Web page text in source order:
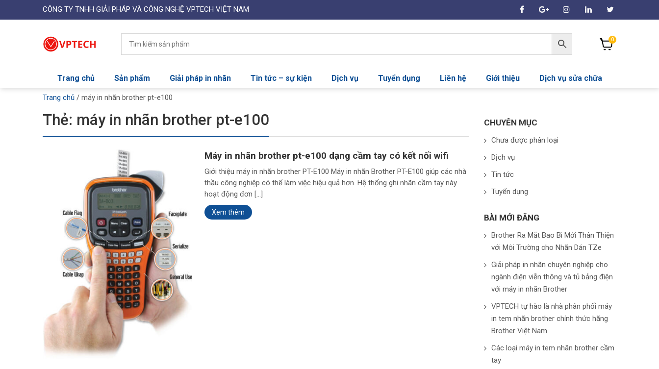
CÔNG TY TNHH GIẢI PHÁP VÀ CÔNG NGHỆ VPTECH VIỆT NAM
0
Trang chủ Sản phẩm Giải pháp in nhãn Tin tức – sự kiện Dịch vụ Tuyển dụng Liên hệ Giới thiệu Dịch vụ sửa chữa
Trang chủ / máy in nhãn brother pt-e100
Thẻ: máy in nhãn brother pt-e100
Máy in nhãn brother pt-e100 dạng cầm tay có kết nối wifi
Giới thiệu máy in nhãn brother PT-E100 Máy in nhãn Brother PT-E100 giúp các nhà
thầu công nghiệp có thể làm việc hiệu quả hơn. Hệ thống ghi nhãn cầm tay này
hoạt động đơn […]
Xem thêm
CHUYÊN MỤC
Chưa được phân loại
Dịch vụ
Tin tức
Tuyển dụng
BÀI MỚI ĐĂNG
Brother Ra Mắt Bao Bì Mới Thân Thiện
với Môi Trường cho Nhãn Dán TZe
Giải pháp in nhãn chuyên nghiệp cho
ngành điện viễn thông và tủ bảng điện
với máy in nhãn Brother
VPTECH tự hào là nhà phân phối máy
in tem nhãn brother chính thức hãng
Brother Việt Nam
Các loại máy in tem nhãn brother cầm
tay